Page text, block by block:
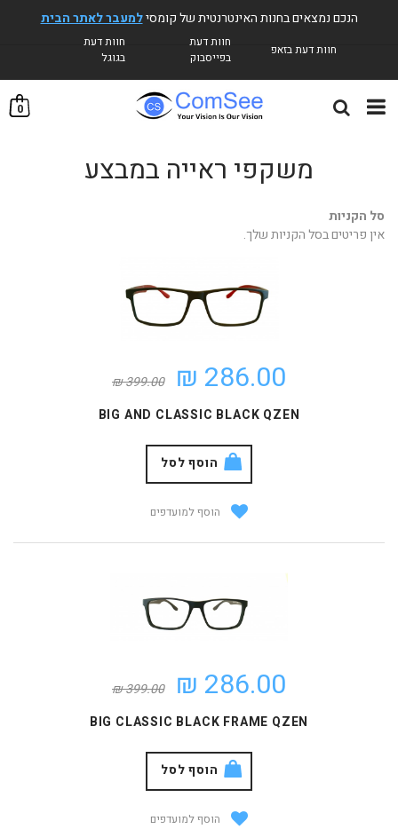
0
משקפי ראייה במבצע
סל הקניות
אין פריטים בסל הקניות שלך.
286.00 ₪
399.00 ₪
BIG AND CLASSIC BLACK QZEN
הוסף לסל
הוסף למועדפים
286.00 ₪
399.00 ₪
BIG CLASSIC BLACK FRAME QZEN
הוסף לסל
הוסף למועדפים
הנכם נמצאים בחנות האינטרנטית של קומסילמעבר לאתר הבית
חוות דעת בזאפ
חוות דעת
בפייסבוק
חוות דעת
בגוגל